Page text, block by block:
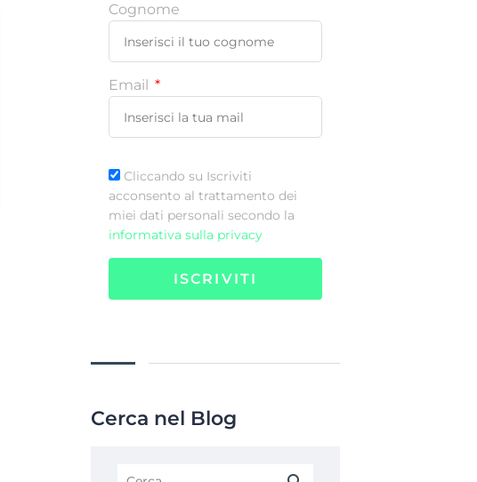
Cognome
Email
Cliccando su Iscriviti
acconsento al trattamento dei
miei dati personali secondo la
informativa sulla privacy
ISCRIVITI
Cerca nel Blog